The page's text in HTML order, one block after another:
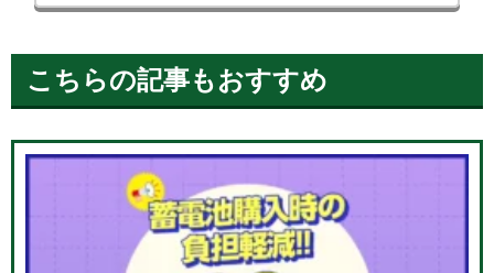
こちらの記事もおすすめ